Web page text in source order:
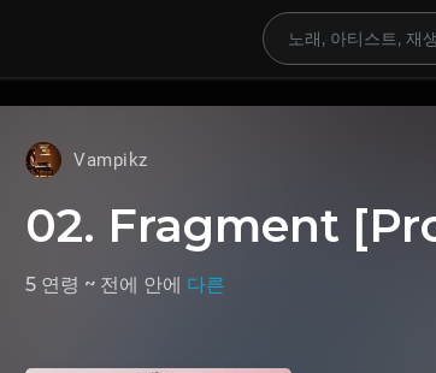
Vampikz
02. Fragment
5 연령 ~ 전에 안에 다른